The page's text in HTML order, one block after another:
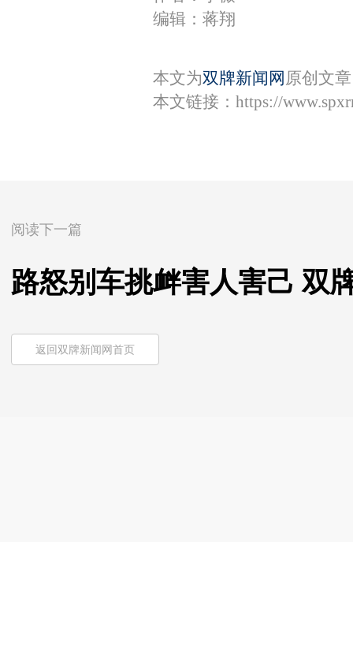
编辑：蒋翔
本文为双牌新闻网 原创文
本文链接： https://
阅读下一篇
路怒别车挑衅害人害己 双
返回双牌新闻网首页